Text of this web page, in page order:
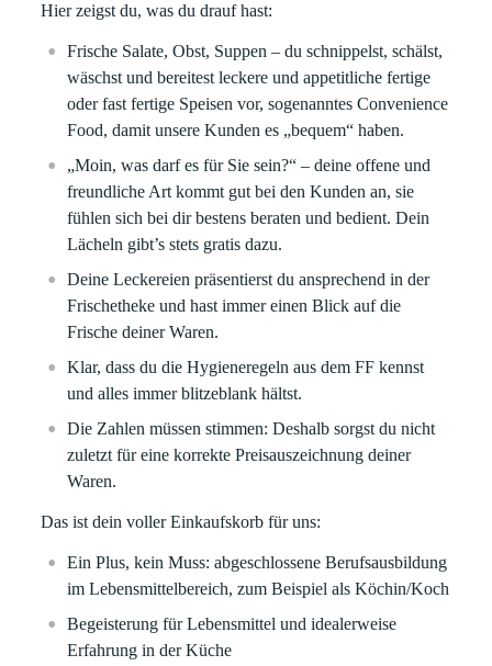
Hier zeigst du, was du drauf hast:
Frische Salate, Obst, Suppen – du schnippelst, schälst,
wäschst und bereitest leckere und appetitliche fertige
oder fast fertige Speisen vor, sogenanntes Convenience
Food, damit unsere Kunden es „bequem“ haben.
„Moin, was darf es für Sie sein?“ – deine offene und
freundliche Art kommt gut bei den Kunden an, sie
fühlen sich bei dir bestens beraten und bedient. Dein
Lächeln gibt’s stets gratis dazu.
Deine Leckereien präsentierst du ansprechend in der
Frischetheke und hast immer einen Blick auf die
Frische deiner Waren.
Klar, dass du die Hygieneregeln aus dem FF kennst
und alles immer blitzeblank hältst.
Die Zahlen müssen stimmen: Deshalb sorgst du nicht
zuletzt für eine korrekte Preisauszeichnung deiner
Waren.
Das ist dein voller Einkaufskorb für uns:
Ein Plus, kein Muss: abgeschlossene Berufsausbildung
im Lebensmittelbereich, zum Beispiel als Köchin/Koch
Begeisterung für Lebensmittel und idealerweise
Erfahrung in der Küche